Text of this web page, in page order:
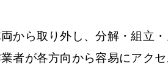
から取り外し、分解・組立
者が各方向から容易にアク